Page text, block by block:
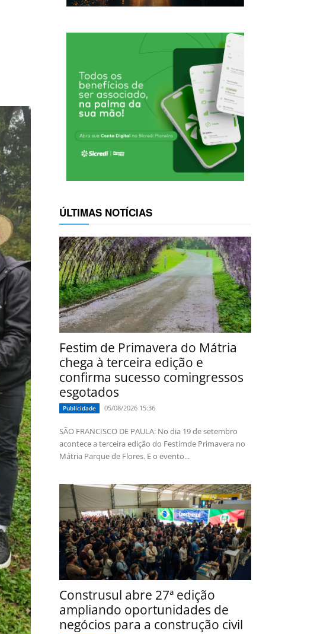
ÚLTIMAS NOTÍCIAS
Festim de Primavera do Mátria
chega à terceira edição e
confirma sucesso comingressos
esgotados
Publicidade 05/08/2026 15:36
SÃO FRANCISCO DE PAULA: No dia 19 de setembro
acontece a terceira edição do Festimde Primavera no
Mátria Parque de Flores. E o evento...
Construsul abre 27ª edição
ampliando oportunidades de
negócios para a construção civil